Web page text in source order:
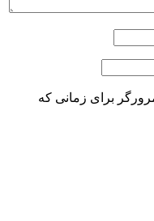
برای زمانی که